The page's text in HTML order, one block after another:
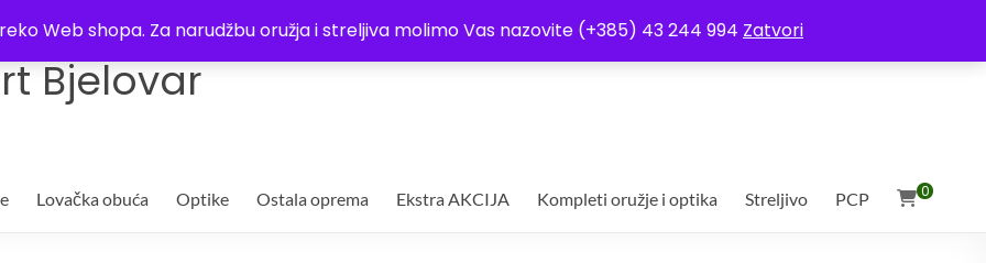
Web shopa. Za narudžbu oružja i streljiva molimo Vas nazovite (+385) 43 244 994 Zatvori
Uvjeti poslovanja
Bjelovar
0
Lovačka obuća Optike Ostala oprema Ekstra AKCIJA Kompleti oružje i optika Streljivo PCP